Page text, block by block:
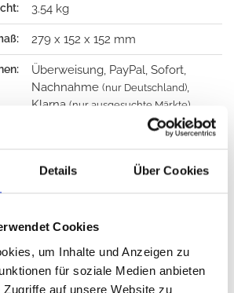
Details Über Cookies
Cookies
um Inhalte und Anzeigen zu
für soziale Medien anbieten
auf unsere Website zu
3.54 kg
279 x 152 x 152 mm
Überweisung, PayPal, Sofort,
Nachnahme (nur Deutschland),
Klarna (nur ausgesuchte Märkte)
Sofort versandfertig,
ca 3-5 Tage
24 Monate
14 Tage